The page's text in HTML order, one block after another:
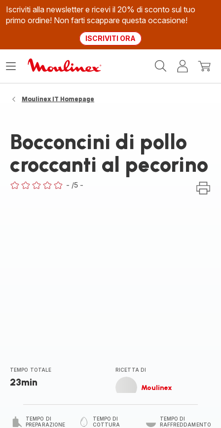
Iscriviti alla newsletter e ricevi il 20% di sconto sul tuo
primo ordine! Non farti scappare questa occasione!
ISCRIVITI ORA
Il
Apri
Moulinex IT Homepage
Bocconcini di pollo
croccanti al pecorino
- /5 -
TEMPO TOTALE
23min
RICETTA DI
Moulinex
TEMPO DI
PREPARAZIONE
TEMPO DI
COTTURA
TEMPO DI
RAFFREDDAMENTO